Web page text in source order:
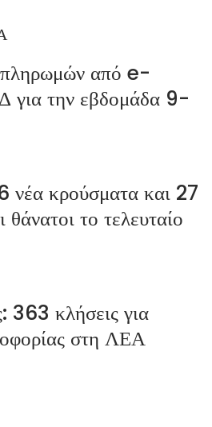
από e-
την εβδομάδα 9-
νέα κρούσματα και 27
το τελευταίο
363 κλήσεις για
στη ΛΕΑ